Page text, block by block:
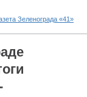
Зеленограда «41»